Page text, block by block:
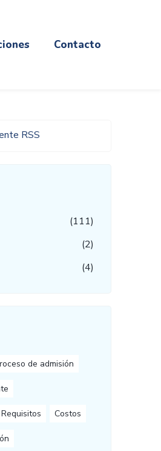
Contacto
RSS
(111)
(2)
(4)
de admisión
Requisitos Costos